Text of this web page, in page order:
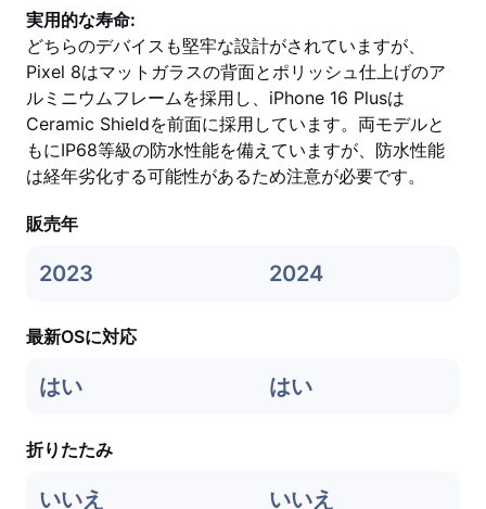
実用的な寿命:
どちらのデバイスも堅牢な設計がされていますが、
Pixel 8はマットガラスの背面とポリッシュ仕上げのア
ルミニウムフレームを採用し、iPhone 16 Plusは
Ceramic Shieldを前面に採用しています。両モデルと
もにIP68等級の防水性能を備えていますが、防水性能
は経年劣化する可能性があるため注意が必要です。
販売年
2023 2024
最新OSに対応
はい はい
折りたたみ
いいえ いいえ